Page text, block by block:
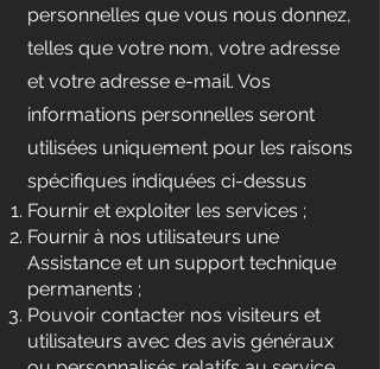
personnelles que vous nous donnez,
telles que votre nom, votre adresse
et votre adresse e-mail. Vos
informations personnelles seront
utilisées uniquement pour les raisons
spécifiques indiquées ci-dessus
Fournir et exploiter les services ;
Fournir à nos utilisateurs une
Assistance et un support technique
permanents ;
Pouvoir contacter nos visiteurs et
utilisateurs avec des avis généraux